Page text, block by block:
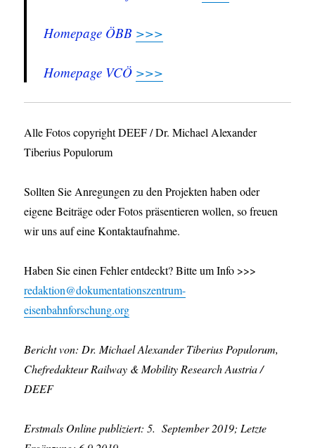
Homepage ÖBB >>>
Homepage VCÖ >>>
Alle Fotos copyright DEEF / Dr. Michael Alexander
Tiberius Populorum
Sollten Sie Anregungen zu den Projekten haben oder
eigene Beiträge oder Fotos präsentieren wollen, so freuen
wir uns auf eine Kontaktaufnahme.
Haben Sie einen Fehler entdeckt? Bitte um Info >>>
redaktion@dokumentationszentrum-
eisenbahnforschung.org
Bericht von: Dr. Michael Alexander Tiberius Populorum,
Chefredakteur Railway & Mobility Research Austria /
DEEF
Erstmals Online publiziert: 5. September 2019; Letzte